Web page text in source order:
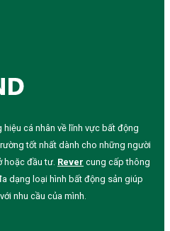
hiệu cá nhân về lĩnh vực bất động
tốt nhất dành cho những người
hoặc đầu tư. Rever cung cấp thông
dạng loại hình bất động sản giúp
nhu cầu của mình.